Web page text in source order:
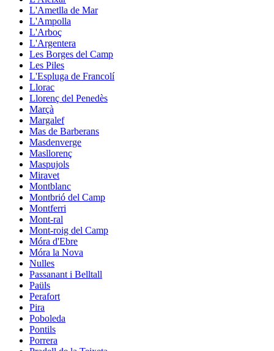
L'Ametlla de Mar
L'Ampolla
L'Arboç
L'Argentera
Les Borges del Camp
Les Piles
L'Espluga de Francolí
Llorac
Llorenç del Penedès
Marçà
Margalef
Mas de Barberans
Masdenverge
Masllorenç
Maspujols
Miravet
Montblanc
Montbrió del Camp
Montferri
Mont-ral
Mont-roig del Camp
Móra d'Ebre
Móra la Nova
Nulles
Passanant i Belltall
Paüls
Perafort
Pira
Poboleda
Pontils
Porrera